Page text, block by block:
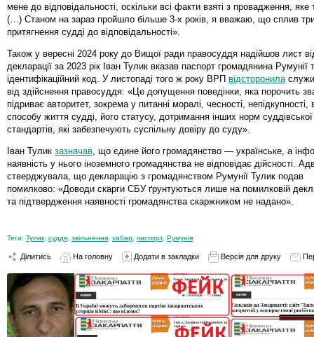
мене до відповідальності, оскільки всі факти взяті з провадження, яке
(…) Станом на зараз пройшло більше 3-х років, я вважаю, що сплив
притягнення судді до відповідальності».
Також у вересні 2024 року до Вищої ради правосуддя надійшов лист
декларації за 2023 рік Іван Тулик вказав паспорт громадянина Румунії
ідентифікаційний код. У листопаді того ж року ВРП відсторонила
від здійснення правосуддя: «Це допущення поведінки, яка порочить
підриває авторитет, зокрема у питанні моралі, чесності, непідкупності,
способу життя судді, його статусу, дотримання інших норм
стандартів, які забезпечують суспільну довіру до суду».
Іван Тулик зазначав , що єдине його громадянство — українське, а
наявність у нього іноземного громадянства не відповідає дійсності.
стверджувала, що декларацію з громадянством Румунії Тулик подав
помилково: «Доводи скарги СБУ ґрунтуються лише на помилковій
та підтвердження наявності громадянства скаржником не надано».
Теги: Тулик суддя звільнення хабар паспорт, Румунія
Ділитись На головну Додати в закладки Версія для друку